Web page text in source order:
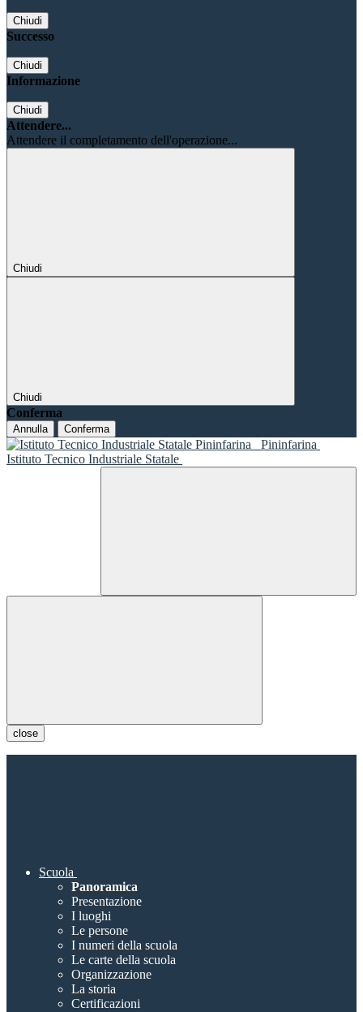
Chiudi
Successo
Chiudi
Informazione
Chiudi
Attendere...
Attendere il completamento dell'operazione...
Chiudi
Chiudi
Conferma
Annulla Conferma
Pininfarina
Istituto Tecnico Industriale Statale
close
Scuola
Panoramica
Presentazione
I luoghi
Le persone
I numeri della scuola
Le carte della scuola
Organizzazione
La storia
Certificazioni